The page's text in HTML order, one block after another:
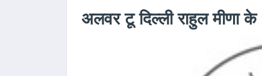
अलवर टू दिल्ली राहुल मीणा